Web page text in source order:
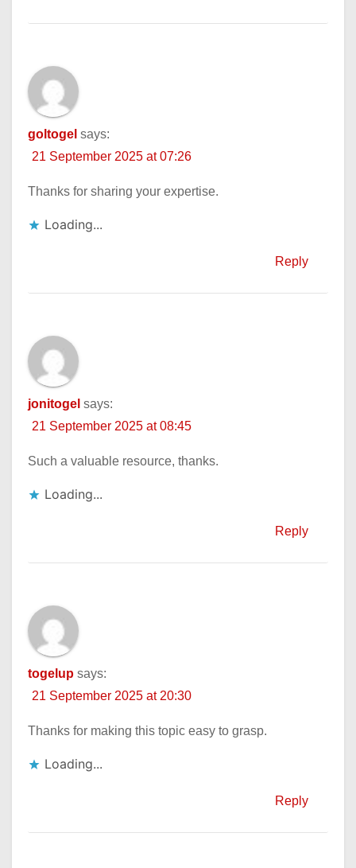
goltogel says:
21 September 2025 at 07:26
Thanks for sharing your expertise.
Loading...
Reply
jonitogel says:
21 September 2025 at 08:45
Such a valuable resource, thanks.
Loading...
Reply
togelup says:
21 September 2025 at 20:30
Thanks for making this topic easy to grasp.
Loading...
Reply